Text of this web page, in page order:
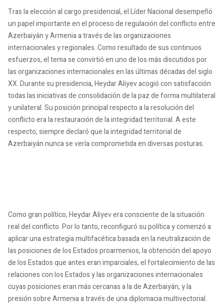
Tras la elección al cargo presidencial, el Líder Nacional desempeñó
un papel importante en el proceso de regulación del conflicto entre
Azerbaiyán y Armenia a través de las organizaciones
internacionales y regionales. Como resultado de sus continuos
esfuerzos, el tema se convirtió en uno de los más discutidos por
las organizaciones internacionales en las últimas décadas del siglo
XX. Durante su presidencia, Heydar Aliyev acogió con satisfacción
todas las iniciativas de consolidación de la paz de forma multilateral
y unilateral. Su posición principal respecto a la resolución del
conflicto era la restauración de la integridad territorial. A este
respecto, siempre declaró que la integridad territorial de
Azerbaiyán nunca se vería comprometida en diversas posturas.
Como gran político, Heydar Aliyev era consciente de la situación
real del conflicto. Por lo tanto, reconfiguró su política y comenzó a
aplicar una estrategia multifacética basada en la neutralización de
las posiciones de los Estados proarmenios, la obtención del apoyo
de los Estados que antes eran imparciales, el fortalecimiento de las
relaciones con los Estados y las organizaciones internacionales
cuyas posiciones eran más cercanas a la de Azerbaiyán, y la
presión sobre Armenia a través de una diplomacia multivectorial.